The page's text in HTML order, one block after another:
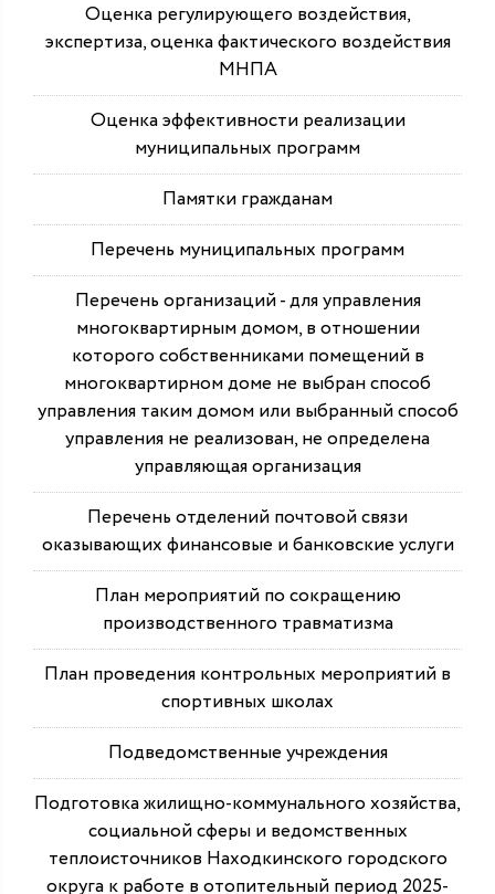
Оценка регулирующего воздействия,
экспертиза, оценка фактического воздействия
МНПА
Оценка эффективности реализации
муниципальных программ
Памятки гражданам
Перечень муниципальных программ
Перечень организаций - для управления
многоквартирным домом, в отношении
которого собственниками помещений в
многоквартирном доме не выбран способ
управления таким домом или выбранный способ
управления не реализован, не определена
управляющая организация
Перечень отделений почтовой связи
оказывающих финансовые и банковские услуги
План мероприятий по сокращению
производственного травматизма
План проведения контрольных мероприятий в
спортивных школах
Подведомственные учреждения
Подготовка жилищно-коммунального хозяйства,
социальной сферы и ведомственных
теплоисточников Находкинского городского
округа к работе в отопительный период 2025-